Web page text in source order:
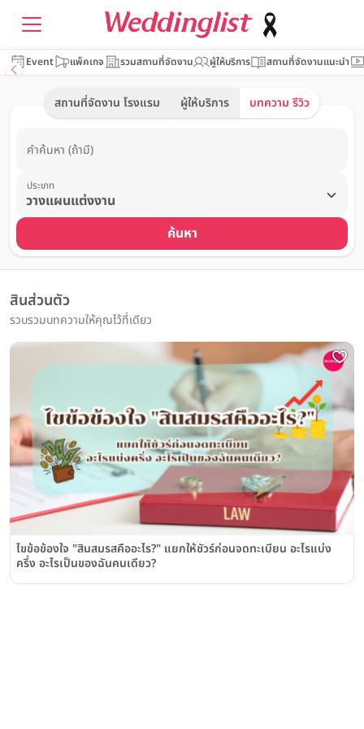
Event แพ็คเกจ รวมสถานที่จัดงาน ผู้ให้บริการ สถานที่จัดงานแนะนำ
สถานที่จัดงาน โรงแรม ผู้ให้บริการ บทความ รีวิว
คำค้นหา (ถ้ามี)
ประเภท
ค้นหา
สินส่วนตัว
รวบรวมบทความให้คุณไว้ที่เดียว
ไขข้อข้องใจ "สินสมรสคืออะไร?" แยกให้ชัวร์ก่อนจดทะเบียน อะไรแบ่ง
ครึ่ง อะไรเป็นของฉันคนเดียว?